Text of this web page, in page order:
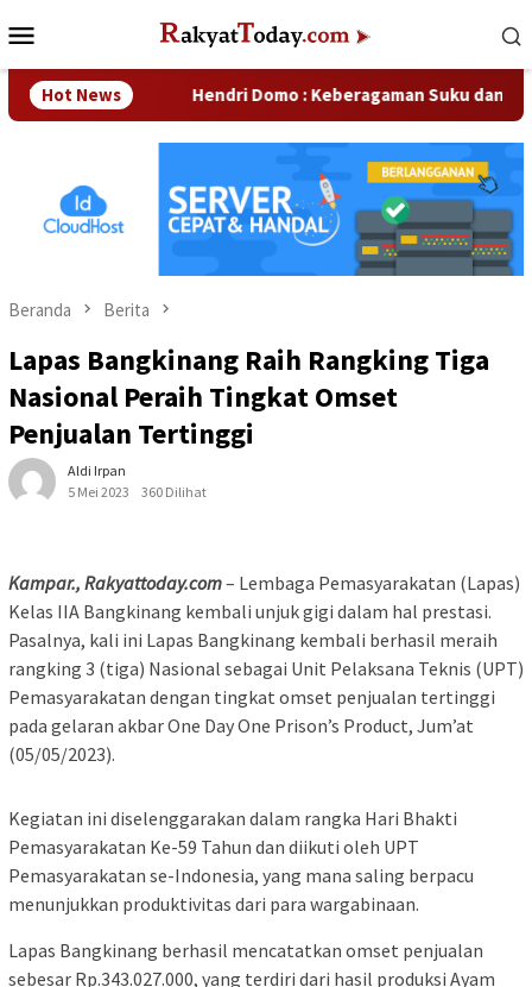
ke
Mobile
Hot NewsHendri Domo : Keberagaman Suku dan Budaya di
Beranda Berita
Lapas Bangkinang Raih Rangking Tiga
Nasional Peraih Tingkat Omset
Penjualan Tertinggi
Aldi Irpan
5 Mei 2023
360 Dilihat
Kampar., Rakyattoday.com– Lembaga Pemasyarakatan (Lapas)
Kelas IIA Bangkinang kembali unjuk gigi dalam hal prestasi.
Pasalnya, kali ini Lapas Bangkinang kembali berhasil meraih
rangking 3 (tiga) Nasional sebagai Unit Pelaksana Teknis (UPT)
Pemasyarakatan dengan tingkat omset penjualan tertinggi
pada gelaran akbar One Day One Prison’s Product, Jum’at
(05/05/2023).
Kegiatan ini diselenggarakan dalam rangka Hari Bhakti
Pemasyarakatan Ke-59 Tahun dan diikuti oleh UPT
Pemasyarakatan se-Indonesia, yang mana saling berpacu
menunjukkan produktivitas dari para wargabinaan.
Lapas Bangkinang berhasil mencatatkan omset penjualan
sebesar Rp.343.027.000, yang terdiri dari hasil produksi Ayam